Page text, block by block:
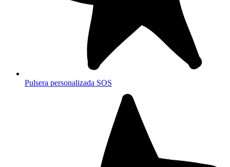
Pulsera personalizada SOS